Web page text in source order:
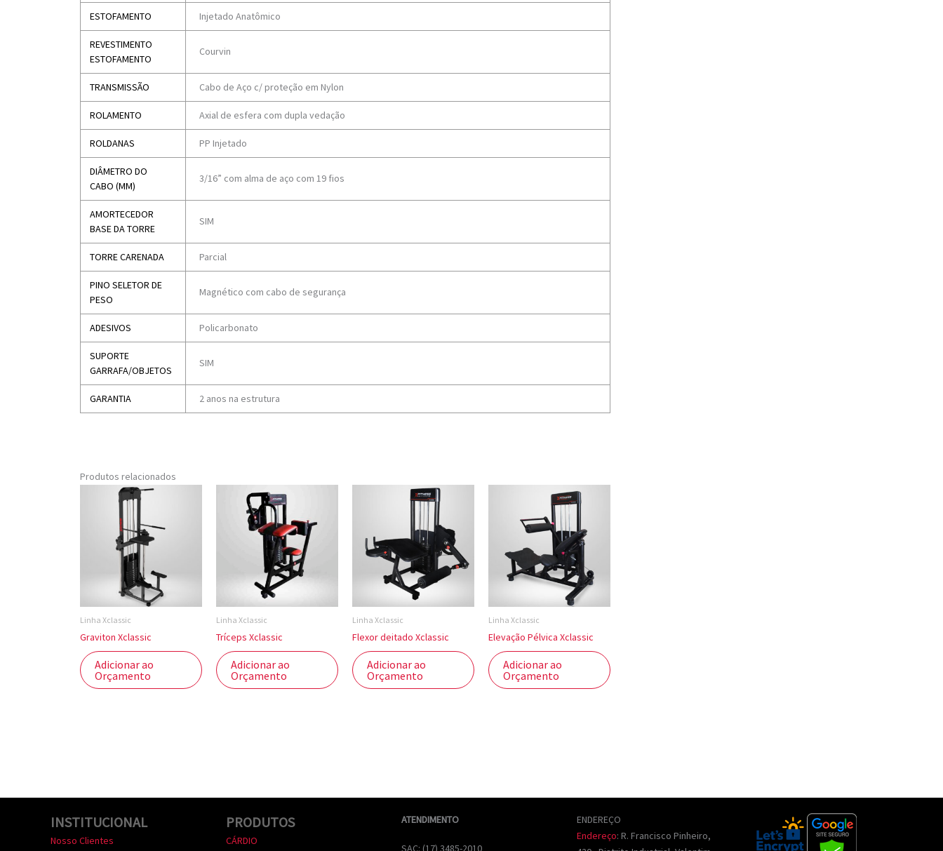
ESTOFAMENTO Injetado Anatômico
REVESTIMENTO
ESTOFAMENTO
Courvin
TRANSMISSÃO Cabo de Aço c/ proteção em Nylon
ROLAMENTO Axial de esfera com dupla vedação
ROLDANAS PP Injetado
DIÂMETRO DO
CABO (MM)
3/16” com alma de aço com 19 fios
AMORTECEDOR
BASE DA TORRE
SIM
TORRE CARENADA Parcial
PINO SELETOR DE
PESO
Magnético com cabo de segurança
ADESIVOS Policarbonato
SUPORTE
GARRAFA/OBJETOS
SIM
GARANTIA 2 anos na estrutura
Produtos relacionados
Linha Xclassic
Graviton Xclassic
Adicionar ao
Orçamento
Linha Xclassic
Tríceps Xclassic
Adicionar ao
Orçamento
Linha Xclassic
Flexor deitado Xclassic
Adicionar ao
Orçamento
Linha Xclassic
Elevação Pélvica Xclassic
Adicionar ao
Orçamento
INSTITUCIONAL
Nosso Clientes
PRODUTOS
CÁRDIO
ATENDIMENTO
SAC: (17) 3485-2010
ENDEREÇO
Endereço: R. Francisco Pinheiro,